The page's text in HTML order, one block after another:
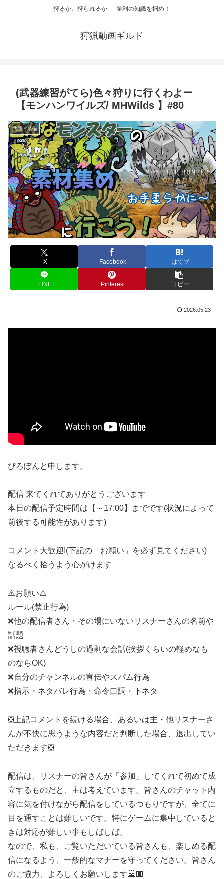
狩るか、狩られるか──勝利の知識を掴め！
狩猟動画ギルド
(武器練習がてら)色々狩りに行くわよー
【モンハンワイルズ/ MHWilds 】#80
武器・装備
X Facebook はてブ
LINE Pinterest コピー
2026.05.23
ぴろぽんと申します。
配信 来てくれてありがとうございます
本日の配信予定時間は【～17:00】までです(状況によって
前後する可能性があります)
コメント大歓迎!(下記の「お願い」を必ず見てください)
なるべく拾うよう心がけます
⚠️お願い⚠️
ルール(禁止行為)
❌他の配信者さん・その場にいないリスナーさんの名前や
話題
❌視聴者さんどうしの過剰な会話(挨拶くらいの軽めなも
のならOK)
❌自分のチャンネルの宣伝やスパム行為
❌指示・ネタバレ行為・命令口調・下ネタ
❎上記コメントを続ける場合、あるいは主・他リスナーさ
んが不快に思うような内容だと判断した場合、退出してい
ただきます❎
配信は、リスナーの皆さんが「参加」してくれて初めて成
立するものだと、主は考えています。皆さんのチャット内
容に気を付けながら配信をしているつもりですが、全てに
目を通すことは難しいです。特にゲームに集中していると
きは対応が難しい事もしばしば。
なので、私も、ご覧いただいている皆さんも、楽しめる配
信になるよう、一般的なマナーを守ってください。皆さん
のご協力、よろしくお願いします🙇🏼